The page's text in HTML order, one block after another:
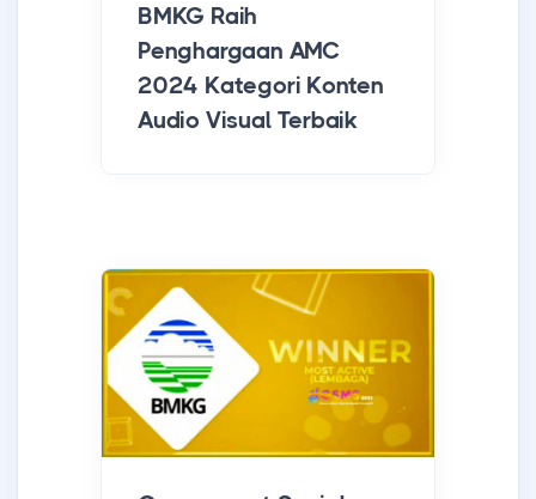
BMKG Raih
Penghargaan AMC
2024 Kategori Konten
Audio Visual Terbaik